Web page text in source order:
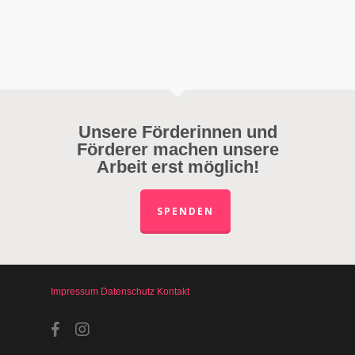
Unsere Förderinnen und
Förderer machen unsere
Arbeit erst möglich!
SPENDEN
Impressum Datenschutz Kontakt
facebookinstagram